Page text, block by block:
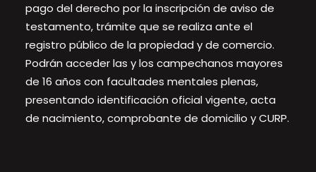
pago del derecho por la inscripción de aviso de
testamento, trámite que se realiza ante el
registro público de la propiedad y de comercio.
Podrán acceder las y los campechanos mayores
de 16 años con facultades mentales plenas,
presentando identificación oficial vigente, acta
de nacimiento, comprobante de domicilio y CURP.